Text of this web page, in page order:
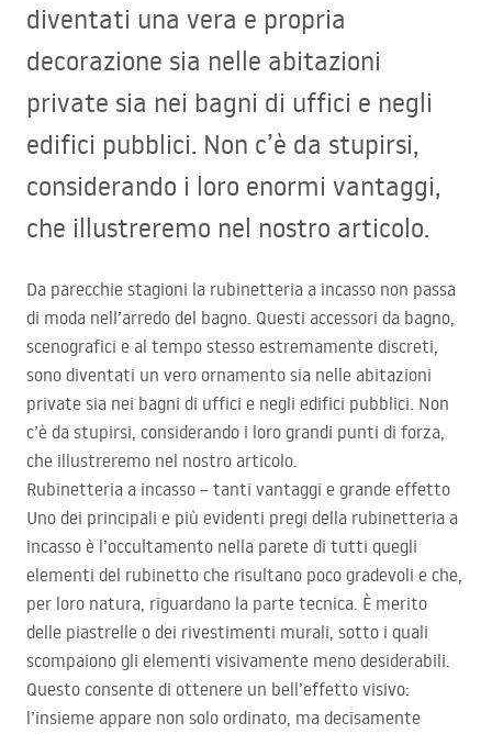
diventati una vera e propria
decorazione sia nelle abitazioni
private sia nei bagni di uffici e negli
edifici pubblici. Non c’è da stupirsi,
considerando i loro enormi vantaggi,
che illustreremo nel nostro articolo.
Da parecchie stagioni la rubinetteria a incasso non passa
di moda nell’arredo del bagno. Questi accessori da bagno,
scenografici e al tempo stesso estremamente discreti,
sono diventati un vero ornamento sia nelle abitazioni
private sia nei bagni di uffici e negli edifici pubblici. Non
c’è da stupirsi, considerando i loro grandi punti di forza,
che illustreremo nel nostro articolo.
Rubinetteria a incasso – tanti vantaggi e grande effetto
Uno dei principali e più evidenti pregi della rubinetteria a
incasso è l’occultamento nella parete di tutti quegli
elementi del rubinetto che risultano poco gradevoli e che,
per loro natura, riguardano la parte tecnica. È merito
delle piastrelle o dei rivestimenti murali, sotto i quali
scompaiono gli elementi visivamente meno desiderabili.
Questo consente di ottenere un bell’effetto visivo:
l’insieme appare non solo ordinato, ma decisamente